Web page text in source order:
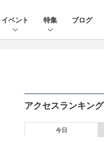
イベント 特集 ブログ
アクセスランキング
今日